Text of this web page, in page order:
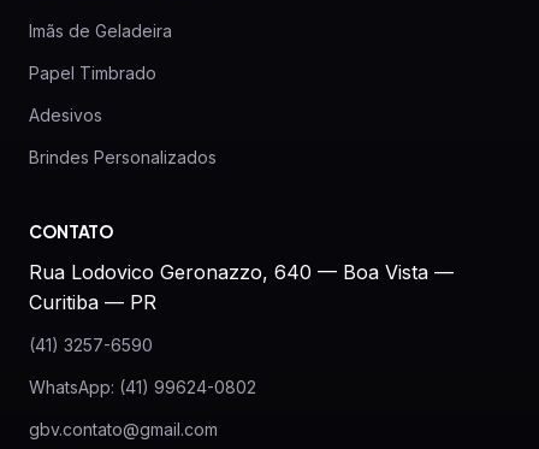
Imãs de Geladeira
Papel Timbrado
Adesivos
Brindes Personalizados
CONTATO
Rua Lodovico Geronazzo, 640 — Boa Vista —
Curitiba — PR
(41) 3257-6590
WhatsApp: (41) 99624-0802
gbv.contato@gmail.com